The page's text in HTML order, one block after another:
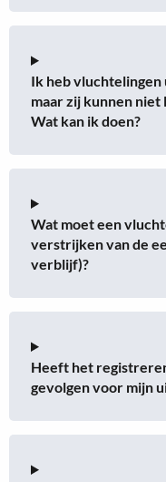
Ik heb vluchtelingen
maar zij kunnen
Wat kan ik doen?
Wat moet een
verstrijken van de
verblijf)?
Heeft het
gevolgen voor mijn